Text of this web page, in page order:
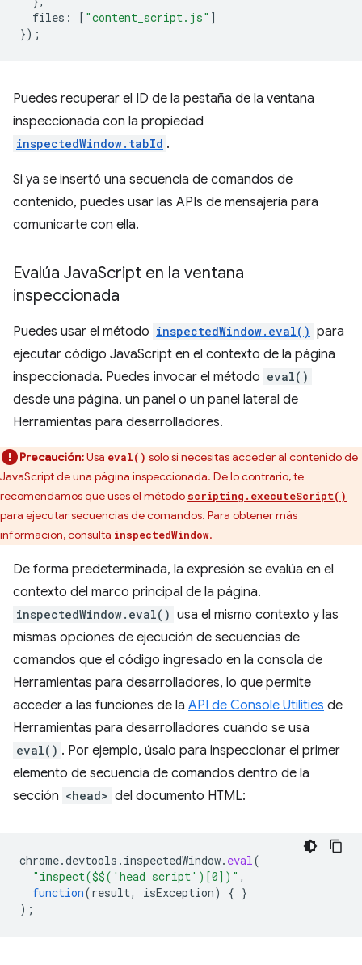
files : [ "content_script.js" ]
});
Puedes recuperar el ID de la pestaña de la ventana
inspeccionada con la propiedad
inspectedWindow.tabId .
Si ya se insertó una secuencia de comandos de
contenido, puedes usar las APIs de mensajería para
comunicarte con ella.
Evalúa JavaScript en la ventana
inspeccionada
Puedes usar el método inspectedWindow.eval() para
ejecutar código JavaScript en el contexto de la página
inspeccionada. Puedes invocar el método eval()
desde una página, un panel o un panel lateral de
Herramientas para desarrolladores.
Precaución:Usa eval() solo si necesitas acceder al contenido de
JavaScript de una página inspeccionada. De lo contrario, te
recomendamos que uses el método scripting.executeScript()
para ejecutar secuencias de comandos. Para obtener más
información, consulta inspectedWindow.
De forma predeterminada, la expresión se evalúa en el
contexto del marco principal de la página.
inspectedWindow.eval() usa el mismo contexto y las
mismas opciones de ejecución de secuencias de
comandos que el código ingresado en la consola de
Herramientas para desarrolladores, lo que permite
acceder a las funciones de la API de Console Utilities de
Herramientas para desarrolladores cuando se usa
eval() . Por ejemplo, úsalo para inspeccionar el primer
elemento de secuencia de comandos dentro de la
sección <head> del documento HTML:
chrome.devtools . inspectedWindow. eval(
"inspect($$('head script')[0])" ,
function(result, isException) { }
);